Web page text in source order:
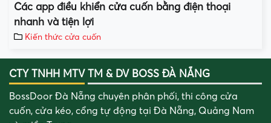
Các app điều khiển cửa cuốn bằng điện thoại
nhanh và tiện lợi
Kiến thức cửa cuốn
CTY TNHH MTV TM & DV BOSS ĐÀ NẴNG
BossDoor Đà Nẵng chuyên phân phối, thi công cửa
cuốn, cửa kéo, cổng tự động tại Đà Nẵng, Quảng Nam